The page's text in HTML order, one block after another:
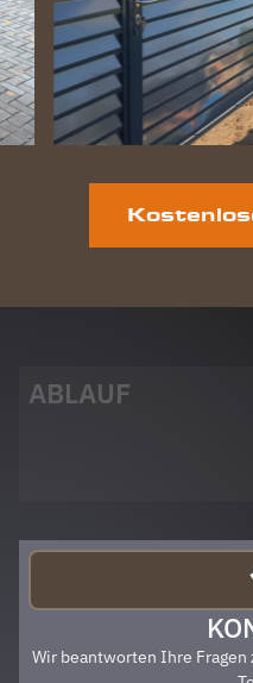
ABLAUF
Wir beantworten Ihre Fragen